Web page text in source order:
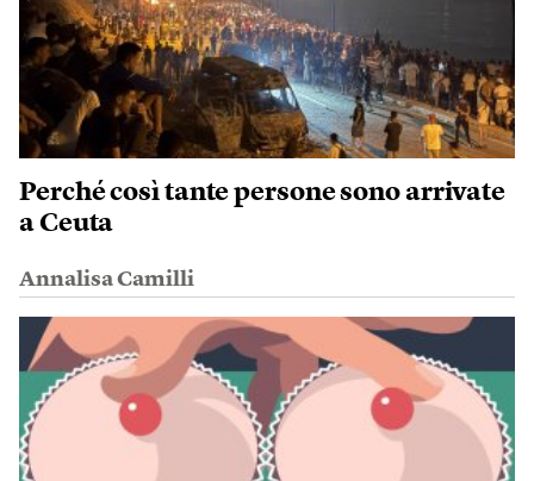
Perché così tante persone sono arrivate
a Ceuta
Annalisa Camilli